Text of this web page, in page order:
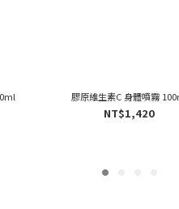
膠原維生素C 身體噴霧
NT$1,420